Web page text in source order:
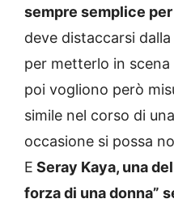
sempre semplice
deve distaccarsi
per metterlo in
poi vogliono però
simile nel corso di
occasione si possa
E Seray Kaya, una
forza di una donna”